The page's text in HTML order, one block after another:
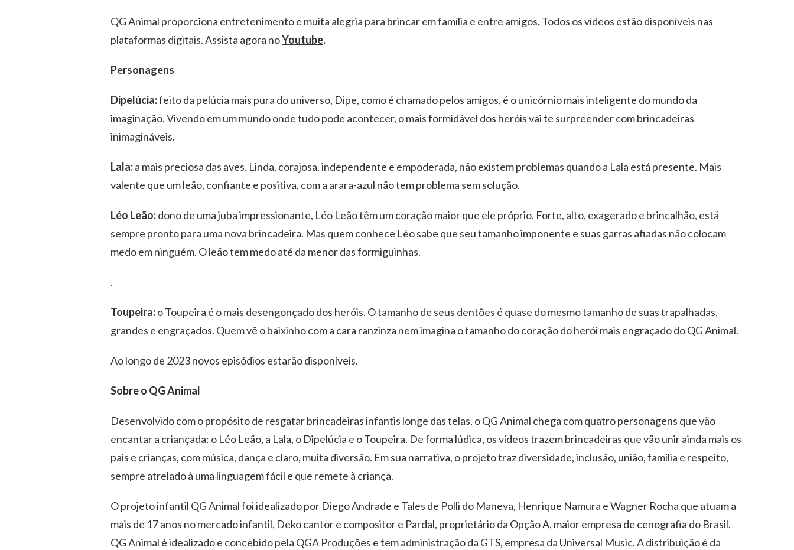
QG Animal proporciona entretenimento e muita alegria para brincar em família e entre amigos.Todos os vídeos estão disponíveis nas
plataformas digitais. Assista agora noYoutube.
Personagens
Dipelúcia:feito da pelúcia mais pura do universo, Dipe, como é chamado pelos amigos, é o unicórnio mais inteligente do mundo da
imaginação. Vivendo em um mundo onde tudo pode acontecer, o mais formidável dos heróis vai te surpreender com brincadeiras
inimagináveis.
Lala:a mais preciosa das aves. Linda, corajosa, independente e empoderada, não existem problemas quando a Lala está presente. Mais
valente que um leão, confiante e positiva, com a arara-azul não tem problema sem solução.
Léo Leão:dono de uma juba impressionante, Léo Leão têm um coração maior que ele próprio. Forte, alto, exagerado e brincalhão, está
sempre pronto para uma nova brincadeira. Mas quem conhece Léo sabe que seu tamanho imponente e suas garras afiadas não colocam
medo em ninguém. O leão tem medo até da menor das formiguinhas.
.
Toupeira:o Toupeira é o mais desengonçado dos heróis. O tamanho de seus dentões é quase do mesmo tamanho de suas trapalhadas,
grandes e engraçados. Quem vê o baixinho com a cara ranzinza nem imagina o tamanho do coração do herói mais engraçado do QG Animal.
Ao longo de 2023 novos episódios estarão disponíveis.
Sobre o QG Animal
Desenvolvido com o propósito de resgatar brincadeiras infantis longe das telas, o QG Animal chega com quatro personagens que vão
encantar a criançada: o Léo Leão, a Lala, o Dipelúcia e o Toupeira. De forma lúdica, os vídeos trazem brincadeiras que vão unir ainda mais os
pais e crianças, com música, dança e claro, muita diversão. Em sua narrativa, o projeto traz diversidade, inclusão, união, família e respeito,
sempre atrelado à uma linguagem fácil e que remete à criança.
O projeto infantil QG Animal foi idealizado por Diego Andrade e Tales de Polli do Maneva, Henrique Namura e Wagner Rocha que atuam a
mais de 17 anos no mercado infantil, Deko cantor e compositor e Pardal, proprietário da Opção A, maior empresa de cenografia do Brasil.
QG Animal é idealizado e concebido pela QGA Produções e tem administração da GTS, empresa da Universal Music. A distribuição é da